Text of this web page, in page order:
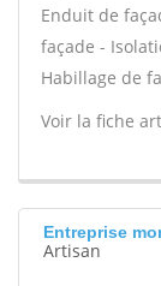
Enduit de
façade -
Habillage de
Voir la fiche
Entreprise
Artisan